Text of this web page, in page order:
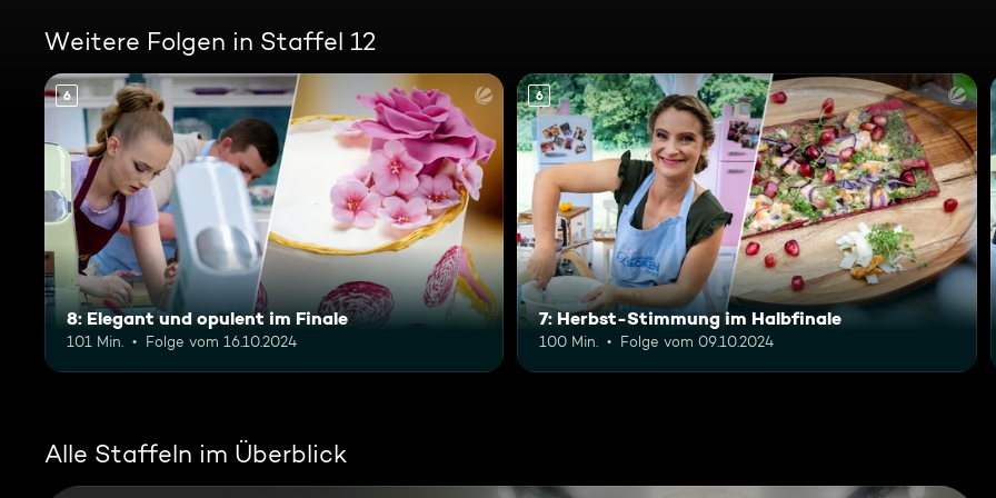
Weitere Folgen in Staffel 12
6
8: Elegant und opulent im Finale
101 Min. Folge vom 16.10.2024
6
7: Herbst-Stimmung im Halbfinale
100 Min. Folge vom 09.10.2024
Alle Staffeln im Überblick